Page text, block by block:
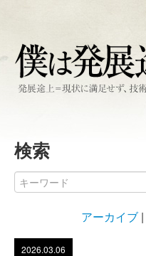
検索
アーカイブ |
2026.03.06